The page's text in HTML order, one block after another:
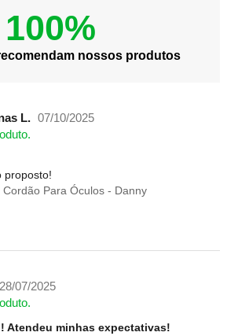
100%
nossos produtos
L. 07/10/2025
proposto!
Cordão Para Óculos - Danny
28/07/2025
Atendeu minhas expectativas!